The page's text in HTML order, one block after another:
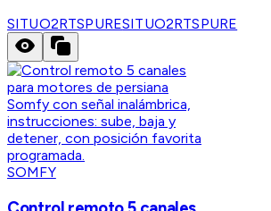
SITUO2RTSPURESITUO2RTSPURE
SOMFY